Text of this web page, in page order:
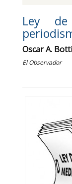
Ley
Oscar A.
El Observador